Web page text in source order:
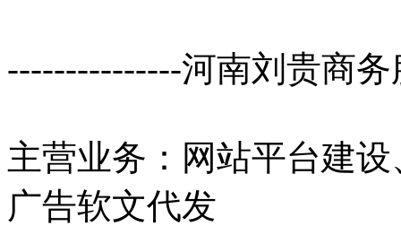
---------------河南刘贵商
主营业务：网站平台建
广告软文代发